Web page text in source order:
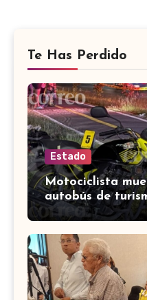
Te Has Perdido
Estado
Motociclista
autobús de
León-San